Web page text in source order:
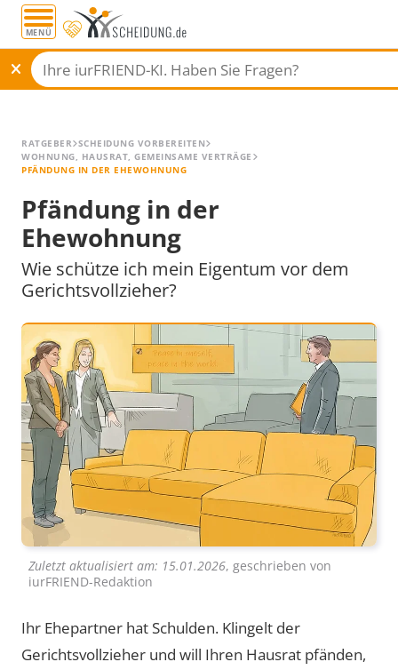
MENÜ
Alle Ratgeber
RATGEBER SCHEIDUNG VORBEREITEN
WOHNUNG, HAUSRAT, GEMEINSAME VERTRÄGE
PFÄNDUNG IN DER EHEWOHNUNG
Pfändung in der
Ehewohnung
Wie schütze ich mein Eigentum vor dem
Gerichtsvollzieher?
Zuletzt aktualisiert am: 15.01.2026, geschrieben von
iurFRIEND-Redaktion
Ihr Ehepartner hat Schulden. Klingelt der
Gerichtsvollzieher und will Ihren Hausrat pfänden,